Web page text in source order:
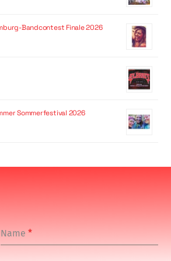
Bandcontest Finale 2026
Sommerfestival 2026
Name*